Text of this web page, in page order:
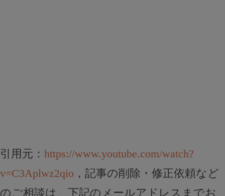
引用元： https://www.youtube.com/watch?
v=C3Aplwz2qio ，記事の削除・修正依頼など
のご相談は、下記のメールアドレスまでお